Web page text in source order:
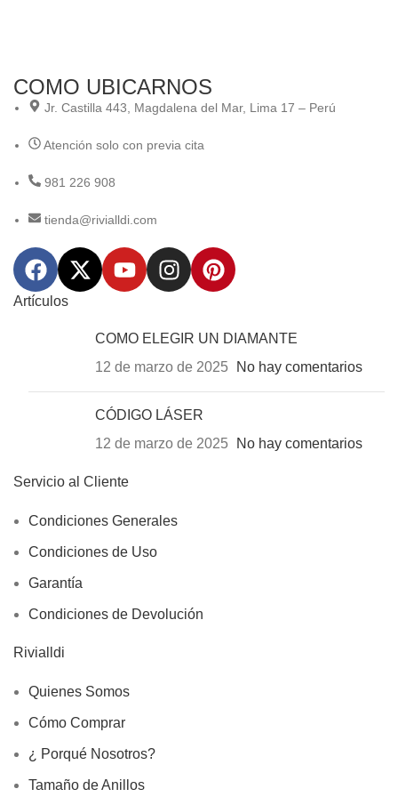
COMO UBICARNOS
Jr. Castilla 443, Magdalena del Mar, Lima 17 – Perú
Atención solo con previa cita
981 226 908
tienda@rivialldi.com
Artículos
COMO ELEGIR UN DIAMANTE
12 de marzo de 2025
No hay comentarios
CÓDIGO LÁSER
12 de marzo de 2025
No hay comentarios
Servicio al Cliente
Condiciones Generales
Condiciones de Uso
Garantía
Condiciones de Devolución
Rivialldi
Quienes Somos
Cómo Comprar
¿ Porqué Nosotros?
Tamaño de Anillos